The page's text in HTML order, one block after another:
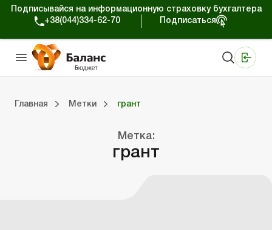
Подписывайся на информационную страховку бухгалтера
+38(044)334-62-70
Подписаться
Главная Метки грант
Метка:
грант